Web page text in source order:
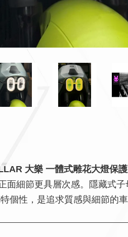
大樂 一體式雕花大燈保
面細節更具層次感。隱藏式
個性，是追求質感與細節的車